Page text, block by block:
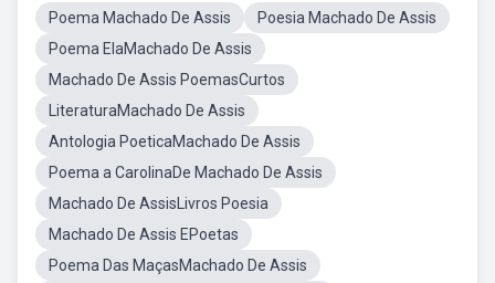
Poema Machado De Assis
Poesia Machado De Assis
Poema ElaMachado De Assis
Machado De Assis PoemasCurtos
LiteraturaMachado De Assis
Antologia PoeticaMachado De Assis
Poema a CarolinaDe Machado De Assis
Machado De AssisLivros Poesia
Machado De Assis EPoetas
Poema Das MaçasMachado De Assis